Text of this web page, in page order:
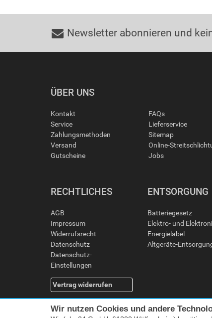
Newsletter abonnieren und
ÜBER UNS
Kontakt
Service
Zahlungsmethoden
Versand
Gutscheine
FAQs
Lieferservice
Sitemap
Online-
Jobs
RECHTLICHES
AGB
Impressum
Widerrufsrecht
Datenschutz
Datenschutz-
Einstellungen
Vertrag widerrufen
ENTSORGUNG
Batteriegesetz
Elektro- und
Energielabel
Altgeräte-
Wir nutzen Cookies und andere